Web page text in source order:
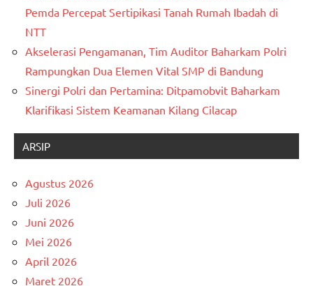
Pemda Percepat Sertipikasi Tanah Rumah Ibadah di
NTT
Akselerasi Pengamanan, Tim Auditor Baharkam Polri
Rampungkan Dua Elemen Vital SMP di Bandung
Sinergi Polri dan Pertamina: Ditpamobvit Baharkam
Klarifikasi Sistem Keamanan Kilang Cilacap
ARSIP
Agustus 2026
Juli 2026
Juni 2026
Mei 2026
April 2026
Maret 2026